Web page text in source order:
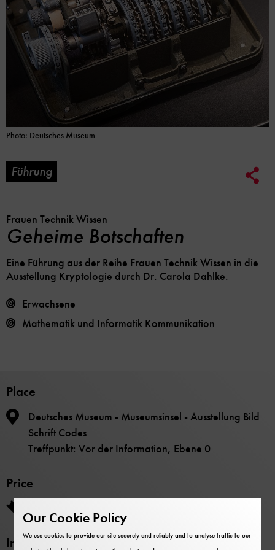
Photo: Deutsches Museum
Führung
Frauen Technik Wissen
Geheime Botschaften
Eine Führung aus der Reihe Frauen Technik Wissen in die
Ausstellung Kryptologie durch Dr. Carola Dahlke.
Erwachsene
Mathematik und Informatik Kommunikation
Place
Deutsches Museum - Museumsinsel - Ausstellung Bild
Schrift Codes
Treffpunkt: Vor der Information, Ebene 0
Price
Information
Our Cookie Policy
We use cookies to provide our site securely and reliably and to analyse traffic to our